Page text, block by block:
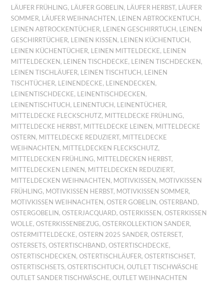
LÄUFER FRÜHLING, LÄUFER GOBELIN, LÄUFER HERBST, LÄUFER
SOMMER, LÄUFER WEIHNACHTEN, LEINEN ABTROCKENTUCH,
LEINEN ABTROCKENTÜCHER, LEINEN GESCHIRRTUCH, LEINEN
GESCHIRRTÜCHER, LEINEN KISSEN, LEINEN KÜCHENTUCH,
LEINEN KÜCHENTÜCHER, LEINEN MITTELDECKE, LEINEN
MITTELDECKEN, LEINEN TISCHDECKE, LEINEN TISCHDECKEN,
LEINEN TISCHLÄUFER, LEINEN TISCHTUCH, LEINEN
TISCHTÜCHER, LEINENDECKE, LEINENDECKEN,
LEINENTISCHDECKE, LEINENTISCHDECKEN,
LEINENTISCHTUCH, LEINENTUCH, LEINENTÜCHER,
MITTELDECKE FLECKSCHUTZ, MITTELDECKE FRÜHLING,
MITTELDECKE HERBST, MITTELDECKE LEINEN, MITTELDECKE
OSTERN, MITTELDECKE REDUZIERT, MITTELDECKE
WEIHNACHTEN, MITTELDECKEN FLECKSCHUTZ,
MITTELDECKEN FRÜHLING, MITTELDECKEN HERBST,
MITTELDECKEN LEINEN, MITTELDECKEN REDUZIERT,
MITTELDECKEN WEIHNACHTEN, MOTIVKISSEN, MOTIVKISSEN
FRÜHLING, MOTIVKISSEN HERBST, MOTIVKISSEN SOMMER,
MOTIVKISSEN WEIHNACHTEN,OSTER GOBELIN,OSTERBAND,
OSTERGOBELIN,OSTERJACQUARD,OSTERKISSEN,OSTERKISSEN
WOLLE,OSTERKISSENBEZUG,OSTERKOLLEKTION SANDER,
OSTERMITTELDECKE,OSTERN 2025 SANDER,OSTERSET,
OSTERSETS,OSTERTISCHBAND,OSTERTISCHDECKE,
OSTERTISCHDECKEN,OSTERTISCHLÄUFER,OSTERTISCHSET,
OSTERTISCHSETS,OSTERTISCHTUCH,OUTLET TISCHWÄSCHE
OUTLET SANDER TISCHWÄSCHE,OUTLET WEIHNACHTEN